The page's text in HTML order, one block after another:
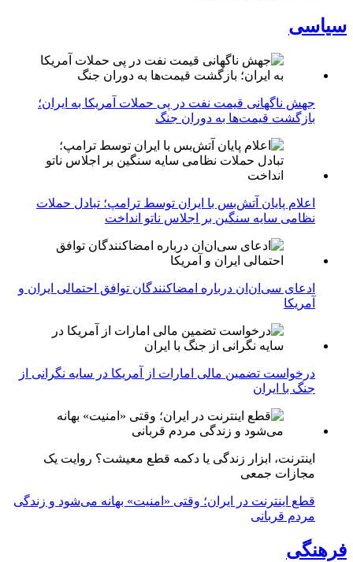
سیاسی
جهش ناگهانی قیمت نفت در پی حملات آمریکا به ایران؛
بازگشت قیمت‌ها به دوران جنگ
اعلام پایان آتش‌بس با ایران توسط ترامپ؛ تبادل حملات
نظامی سایه سنگین بر اجلاس ناتو انداخت
ادعای سی‌ان‌ان درباره امضاکنندگان توافق احتمالی ایران و
آمریکا
درخواست تضمین مالی امارات از آمریکا در سایه نگرانی از
جنگ با ایران
اینترنت، ابزار زندگی یا دکمه قطع معیشت؟ روایت یک
مجازات جمعی
قطع اینترنت در ایران؛ وقتی «امنیت» بهانه می‌شود و زندگی
مردم قربانی
فرهنگی